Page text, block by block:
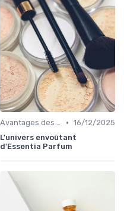
Avantages des Cosmétiques Bio • 16/12/2025
L'univers envoûtant
d'Essentia Parfum